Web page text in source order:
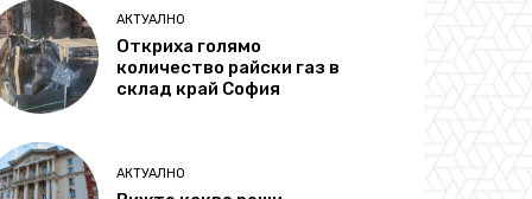
АКТУАЛНО
Откриха голямо
количество райски газ в
склад край София
АКТУАЛНО